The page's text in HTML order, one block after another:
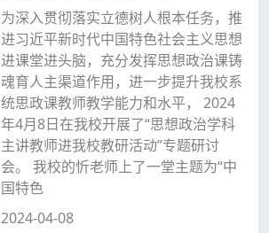
为深入贯彻落实立德树人根本任务，推
进习近平新时代中国特色社会主义思想
进课堂进头脑，充分发挥思想政治课铸
魂育人主渠道作用，进一步提升我校系
统思政课教师教学能力和水平， 2024
年4月8日在我校开展了“思想政治学科
主讲教师进我校教研活动”专题研讨
会。 我校的忻老师上了一堂主题为“中
国特色
2024-04-08